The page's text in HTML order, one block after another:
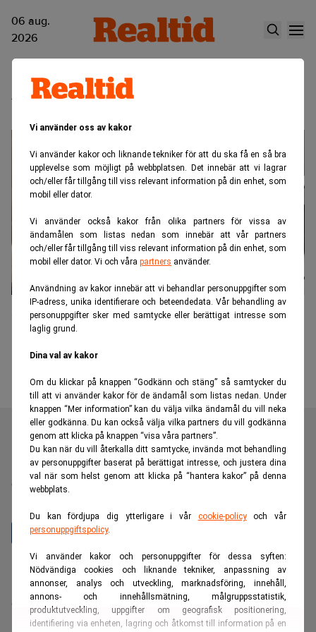
Vi använder oss av kakor
Vi använder kakor och liknande tekniker för att du ska få en så bra
upplevelse som möjligt på webbplatsen. Det innebär att vi lagrar
och/eller får tillgång till viss relevant information på din enhet, som
mobil eller dator.
Vi använder också kakor från olika partners för vissa av
ändamålen som listas nedan som innebär att vår partners
och/eller får tillgång till viss relevant information på din enhet, som
mobil eller dator. Vi och våra partners använder.
Användning av kakor innebär att vi behandlar personuppgifter som
IP-adress, unika identifierare och beteendedata. Vår behandling av
personuppgifter sker med samtycke eller berättigat intresse som
laglig grund.
Dina val av kakor
Om du klickar på knappen “Godkänn och stäng” så samtycker du
till att vi använder kakor för de ändamål som listas nedan. Under
knappen “Mer information” kan du välja vilka ändamål du vill neka
eller godkänna. Du kan också välja vilka partners du vill godkänna
genom att klicka på knappen “visa våra partners”.
Du kan när du vill återkalla ditt samtycke, invända mot behandling
av personuppgifter baserat på berättigat intresse, och justera dina
val när som helst genom att klicka på “hantera kakor” på denna
webbplats.
Du kan fördjupa dig ytterligare i vår cookie-policyoch vår
personuppgiftspolicy.
Vi använder kakor och personuppgifter för dessa syften:
Nödvändiga cookies och liknande tekniker, anpassning av
annonser, analys och utveckling, marknadsföring, innehåll,
annons- och innehållsmätning, målgruppsstatistik,
produktutveckling, uppgifter om geografisk positionering,
identifiering via enheten, lagring och åtkomst till information på en
06 aug.
2026
bensinbil
Så smutsig är elbilen – med kolkraft
Realtid är en oberoende och kostnadsfri nyhetskanal för
dig som vill fördjupa dig inom finans- och
Hantera prenumeration
Integritetspolicy för personuppgifter
Cookiepolicy
Relevance AI-policy